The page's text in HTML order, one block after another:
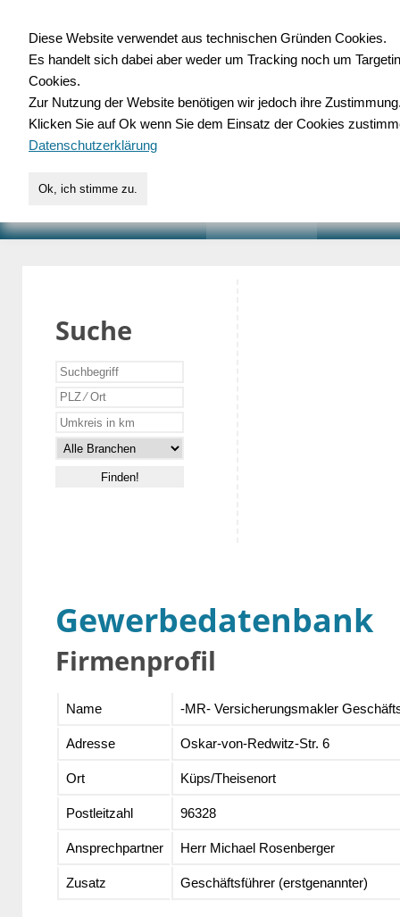
für Handwerk,
Suche
Gewerbedatenbank
Firmenprofil
Name -MR- Versicherungsmakler
Adresse Oskar-von-Redwitz-Str. 6
Ort Küps/Theisenort
Postleitzahl 96328
Ansprechpartner Herr Michael Rosenberger
Zusatz Geschäftsführer (erstgenannter)
Diese Website verwendet aus technischen Gründen Cookies.
Es handelt sich dabei aber weder um Tracking noch um
Cookies.
Zur Nutzung der Website benötigen wir jedoch ihre
Klicken Sie auf Ok wenn Sie dem Einsatz der Cookies
Datenschutzerklärung
Ok, ich stimme zu.